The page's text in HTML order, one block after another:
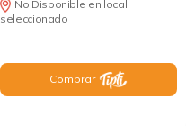
No Disponible en local
seleccionado
Comprar